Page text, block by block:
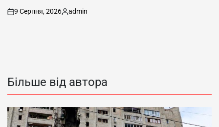
on
9 Серпня, 2026
Опубліковано
admin
Більше від автора